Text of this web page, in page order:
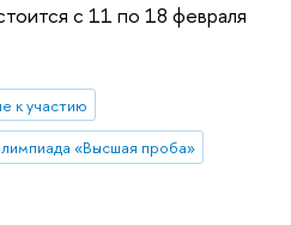
с 11 по 18 февраля
к участию
«Высшая проба»